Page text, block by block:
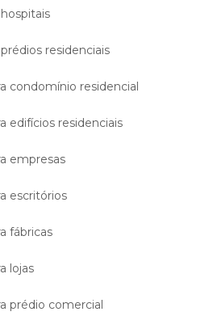
residenciais
condomínio residencial
edifícios residenciais
empresas
escritórios
fábricas
lojas
prédio comercial